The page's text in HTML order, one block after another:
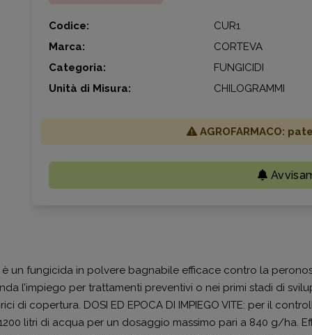
Codice:
CUR1
Marca:
CORTEVA
Categoria:
FUNGICIDI
Unità di Misura:
CHILOGRAMMI
AGROFARMACO:
è un fungicida in polvere bagnabile efficace contro la
l’impiego per trattamenti preventivi o nei primi stadi di
di copertura. DOSI ED EPOCA DI IMPIEGO VITE: per il
litri di acqua per un dosaggio massimo pari a 840 g/ha.